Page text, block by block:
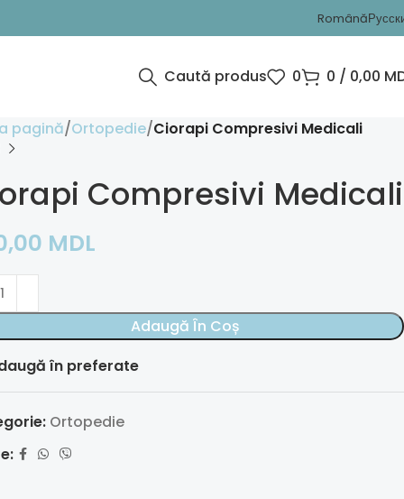
Română
Caută produs 0 0 / 0,00
pagină Ortopedie Ciorapi Compresivi Medicali
Compresivi Medicali
MDL
Adaugă În Coș
în preferate
Ortopedie